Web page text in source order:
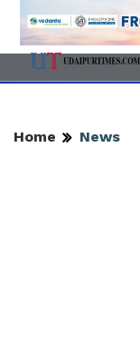
Home News